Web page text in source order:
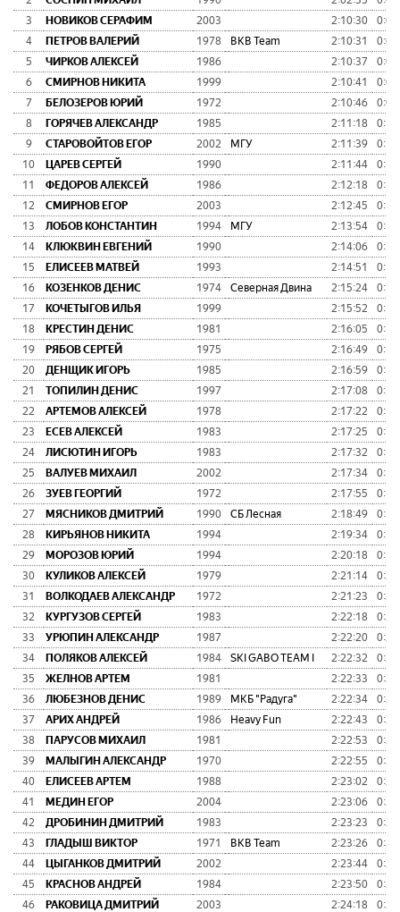
3
НОВИКОВ СЕРАФИМ 2003 2:10:30
4
ПЕТРОВ ВАЛЕРИЙ 1978 BKB Team 2:10:31
5
ЧИРКОВ АЛЕКСЕЙ 1986 2:10:37
6
СМИРНОВ НИКИТА 1999 2:10:41
7
БЕЛОЗЕРОВ ЮРИЙ 1972 2:10:46
8
ГОРЯЧЕВ АЛЕКСАНДР 1985 2:11:18
9
СТАРОВОЙТОВ ЕГОР 2002 МГУ 2:11:39
10
ЦАРЕВ СЕРГЕЙ 1990 2:11:44
11
ФЕДОРОВ АЛЕКСЕЙ 1986 2:12:18
12
СМИРНОВ ЕГОР 2003 2:12:45
13
ЛОБОВ КОНСТАНТИН 1994 МГУ 2:13:54
14
КЛЮКВИН ЕВГЕНИЙ 1990 2:14:06
15
ЕЛИСЕЕВ МАТВЕЙ 1993 2:14:51
16
КОЗЕНКОВ ДЕНИС 1974 Северная Двина 2:15:24
17
КОЧЕТЫГОВ ИЛЬЯ 1999 2:15:52
18
КРЕСТИН ДЕНИС 1981 2:16:05
19
РЯБОВ СЕРГЕЙ 1975 2:16:49
20
ДЕНЩИК ИГОРЬ 1985 2:16:59
21
ТОПИЛИН ДЕНИС 1997 2:17:08
22
АРТЕМОВ АЛЕКСЕЙ 1978 2:17:22
23
ЕСЕВ АЛЕКСЕЙ 1983 2:17:25
24
ЛИСЮТИН ИГОРЬ 1983 2:17:32
25
ВАЛУЕВ МИХАИЛ 2002 2:17:34
26
ЗУЕВ ГЕОРГИЙ 1972 2:17:55
27
МЯСНИКОВ ДМИТРИЙ 1990 СБ Лесная 2:18:49
28
КИРЬЯНОВ НИКИТА 1994 2:19:34
29
МОРОЗОВ ЮРИЙ 1994 2:20:18
30
КУЛИКОВ АЛЕКСЕЙ 1979 2:21:14
31
ВОЛКОДАЕВ АЛЕКСАНДР 1972 2:21:23
32
КУРГУЗОВ СЕРГЕЙ 1983 2:22:18
33
УРЮПИН АЛЕКСАНДР 1987 2:22:20
34
ПОЛЯКОВ АЛЕКСЕЙ 1984 SKI GABO TEAM I 2:22:32
35
ЖЕЛНОВ АРТЕМ 1981 2:22:33
36
ЛЮБЕЗНОВ ДЕНИС 1989 МКБ "Радуга" 2:22:34
37
АРИХ АНДРЕЙ 1986 Heavy Fun 2:22:43
38
ПАРУСОВ МИХАИЛ 1981 2:22:53
39
МАЛЫГИН АЛЕКСАНДР 1970 2:22:55
40
ЕЛИСЕЕВ АРТЕМ 1988 2:23:02
41
МЕДИН ЕГОР 2004 2:23:06
42
ДРОБИНИН ДМИТРИЙ 1983 2:23:23
43
ГЛАДЫШ ВИКТОР 1971 BKB Team 2:23:26
44
ЦЫГАНКОВ ДМИТРИЙ 2002 2:23:44
45
КРАСНОВ АНДРЕЙ 1984 2:23:50
46
РАКОВИЦА ДМИТРИЙ 2003 2:24:18